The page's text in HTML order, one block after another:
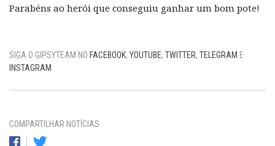
Parabéns ao herói que conseguiu ganhar um bom pote!
SIGA O GIPSYTEAM NO FACEBOOK, YOUTUBE, TWITTER, TELEGRAM E
INSTAGRAM
COMPARTILHAR NOTÍCIAS